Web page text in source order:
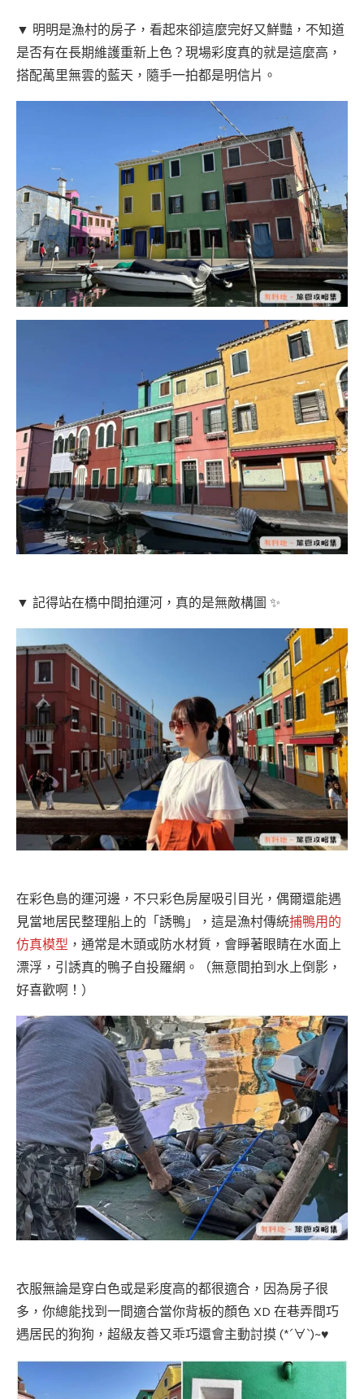
▼ 明明是漁村的房子，看起來卻這麼完好又鮮豔，不知道
是否有在長期維護重新上色？現場彩度真的就是這麼高，
搭配萬里無雲的藍天，隨手一拍都是明信片。
▼ 記得站在橋中間拍運河，真的是無敵構圖 ✨
在彩色島的運河邊，不只彩色房屋吸引目光，偶爾還能遇
見當地居民整理船上的「誘鴨」，這是漁村傳統捕鴨用的
仿真模型 ，通常是木頭或防水材質，會睜著眼睛在水面上
漂浮，引誘真的鴨子自投羅網。（無意間拍到水上倒影，
好喜歡啊！）
衣服無論是穿白色或是彩度高的都很適合，因為房子很
多，你總能找到一間適合當你背板的顏色 XD 在巷弄間巧
遇居民的狗狗，超級友善又乖巧還會主動討摸 (*´∀`)~♥